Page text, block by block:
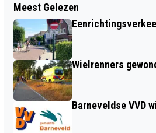
ONGEVALLEN OP
NOVEMBER IN
Meest Gelezen
Wielrenners
Barneveldse VVD